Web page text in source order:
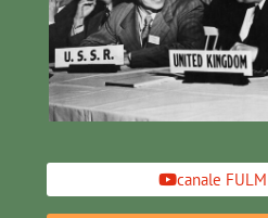
canale